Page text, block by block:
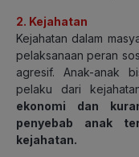
2. Kejahatan
Kejahatan dalam
pelaksanaan peran
agresif. Anak-anak
pelaku dari
ekonomi dan
penyebab anak
kejahatan.